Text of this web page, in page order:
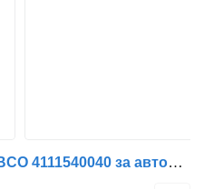
Компресор за въздух WABCO 4111540040 за автобус Mercedes-Benz Econic, Unimog, Axor, Conecto, Tourino, Zetros, Citaro, Integro, Intouro, Touro